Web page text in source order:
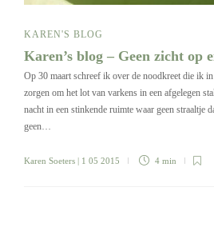
KAREN'S BLOG
Karen’s blog – Geen zicht op
Op 30 maart schreef ik over de noodkreet die ik
zorgen om het lot van varkens in een afgelegen
nacht in een stinkende ruimte waar geen straaltje
geen…
Karen Soeters | 1 05 2015 4 min